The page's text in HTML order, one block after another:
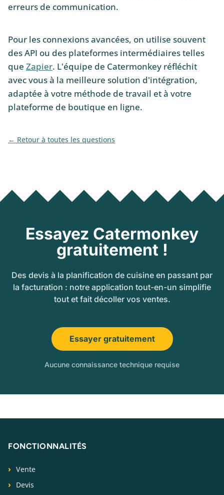
erreurs de communication.
Pour les connexions avancées, on utilise souvent
des API ou des plateformes intermédiaires telles
que Zapier. L'équipe de Catermonkey réfléchit
avec vous à la meilleure solution d'intégration,
adaptée à votre méthode de travail et à votre
plateforme de boutique en ligne.
Retour à toutes les questions
Essayez Catermonkey
gratuitement !
Des devis à la planification de cuisine en passant par
la facturation : notre application tout-en-un simplifie
tout et fait décoller vos ventes.
Essayer gratuitement
Aucune connaissance technique requise
FONCTIONNALITÉS
Vente
Devis